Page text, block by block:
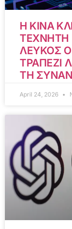
Η ΚΙΝΑ
ΛΕΥΚΟΣ
ΤΡΑΠΕΖΙ
ΤΗ
April 24, 2026